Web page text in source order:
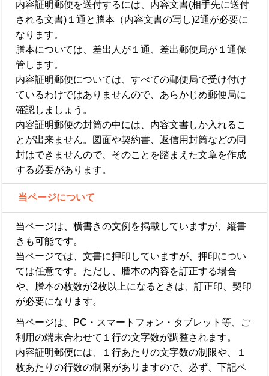
内容証明郵便を送付するには、内容文書(相手先に送付
される文書)１通と謄本（内容文書の写し)2通が必要に
なります。
謄本については、差出人が１通、差出郵便局が１通保
管します。
内容証明郵便については、すべての郵便局で受け付け
ているわけではありませんので、あらかじめ郵便局に
確認しましょう。
内容証明郵便の封筒の中には、内容文書しか入れるこ
とが出来ません。図面や契約書、返信用封筒などの同
封はできませんので、そのことを踏まえた文章を作成
する必要があります。
当ページについて
当ページは、横書きの文例を掲載していますが、縦書
きも可能です。
当ページでは、文書に押印していますが、押印につい
ては任意です。ただし、謄本の内容を訂正する場合
や、謄本の枚数が2枚以上になるときは、訂正印、契印
が必要になります。
当ページは、PC・スマートフォン・タブレット等、ご
利用の端末合わせて１行の文字数が調整されます。
内容証明郵便には、１行あたりの文字数の制限や、１
枚あたりの行数の制限がありますので、必ず、下記ペ